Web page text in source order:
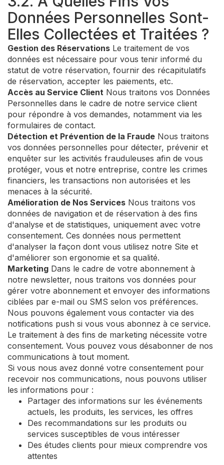
Données Personnelles Sont-
Elles Collectées et Traitées ?
Gestion des Réservations Le traitement de vos
données est nécessaire pour vous tenir informé du
statut de votre réservation, fournir des récapitulatifs
de réservation, accepter les paiements, etc.
Accès au Service Client Nous traitons vos Données
Personnelles dans le cadre de notre service client
pour répondre à vos demandes, notamment via les
formulaires de contact.
Détection et Prévention de la Fraude Nous traitons
vos données personnelles pour détecter, prévenir et
enquêter sur les activités frauduleuses afin de vous
protéger, vous et notre entreprise, contre les crimes
financiers, les transactions non autorisées et les
menaces à la sécurité.
Amélioration de Nos Services Nous traitons vos
données de navigation et de réservation à des fins
d'analyse et de statistiques, uniquement avec votre
consentement. Ces données nous permettent
d'analyser la façon dont vous utilisez notre Site et
d'améliorer son ergonomie et sa qualité.
Marketing Dans le cadre de votre abonnement à
notre newsletter, nous traitons vos données pour
gérer votre abonnement et envoyer des informations
ciblées par e-mail ou SMS selon vos préférences.
Nous pouvons également vous contacter via des
notifications push si vous vous abonnez à ce service.
Le traitement à des fins de marketing nécessite votre
consentement. Vous pouvez vous désabonner de nos
communications à tout moment.
Si vous nous avez donné votre consentement pour
recevoir nos communications, nous pouvons utiliser
les informations pour :
Partager des informations sur les événements
actuels, les produits, les services, les offres
Des recommandations sur les produits ou
services susceptibles de vous intéresser
Des études clients pour mieux comprendre vos
attentes